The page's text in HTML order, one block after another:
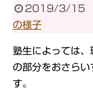
2019/3/15
の様子
塾生によっては
の部分をおさら
す。